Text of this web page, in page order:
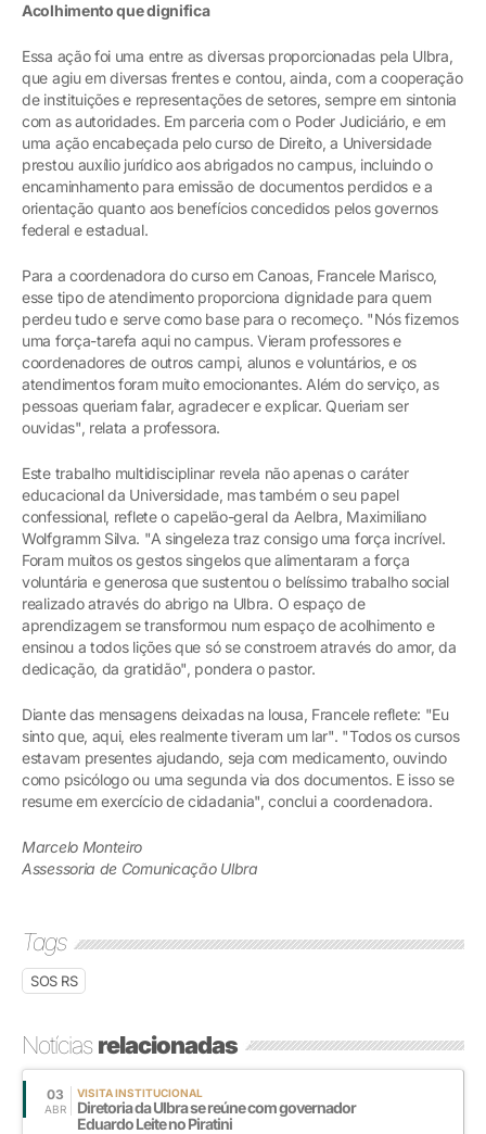
Acolhimento que dignifica
Essa ação foi uma entre as diversas proporcionadas pela Ulbra,
que agiu em diversas frentes e contou, ainda, com a cooperação
de instituições e representações de setores, sempre em sintonia
com as autoridades. Em parceria com o Poder Judiciário, e em
uma ação encabeçada pelo curso de Direito, a Universidade
prestou auxílio jurídico aos abrigados no campus, incluindo o
encaminhamento para emissão de documentos perdidos e a
orientação quanto aos benefícios concedidos pelos governos
federal e estadual.
Para a coordenadora do curso em Canoas, Francele Marisco,
esse tipo de atendimento proporciona dignidade para quem
perdeu tudo e serve como base para o recomeço. "Nós fizemos
uma força-tarefa aqui no campus. Vieram professores e
coordenadores de outros campi, alunos e voluntários, e os
atendimentos foram muito emocionantes. Além do serviço, as
pessoas queriam falar, agradecer e explicar. Queriam ser
ouvidas", relata a professora.
Este trabalho multidisciplinar revela não apenas o caráter
educacional da Universidade, mas também o seu papel
confessional, reflete o capelão-geral da Aelbra, Maximiliano
Wolfgramm Silva. "A singeleza traz consigo uma força incrível.
Foram muitos os gestos singelos que alimentaram a força
voluntária e generosa que sustentou o belíssimo trabalho social
realizado através do abrigo na Ulbra. O espaço de
aprendizagem se transformou num espaço de acolhimento e
ensinou a todos lições que só se constroem através do amor, da
dedicação, da gratidão", pondera o pastor.
Diante das mensagens deixadas na lousa, Francele reflete: "Eu
sinto que, aqui, eles realmente tiveram um lar". "Todos os cursos
estavam presentes ajudando, seja com medicamento, ouvindo
como psicólogo ou uma segunda via dos documentos. E isso se
resume em exercício de cidadania", conclui a coordenadora.
Marcelo Monteiro
Assessoria de Comunicação Ulbra
Tags
SOS RS
Notíciasrelacionadas
03
ABR
VISITA INSTITUCIONAL
Diretoria da Ulbra se reúne com governador
Eduardo Leite no Piratini